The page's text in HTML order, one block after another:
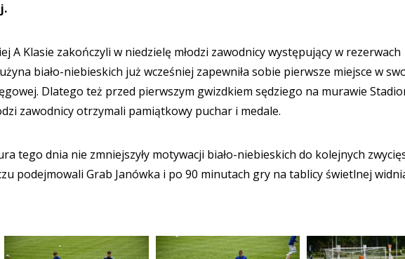
A Klasie zakończyli w niedzielę młodzi zawodnicy występujący w rezerwach
biało-niebieskich już wcześniej zapewniła sobie pierwsze miejsce w
Dlatego też przed pierwszym gwizdkiem sędziego na murawie
zawodnicy otrzymali pamiątkowy puchar i medale.
tego dnia nie zmniejszyły motywacji biało-niebieskich do kolejnych
podejmowali Grab Janówka i po 90 minutach gry na tablicy świetlnej